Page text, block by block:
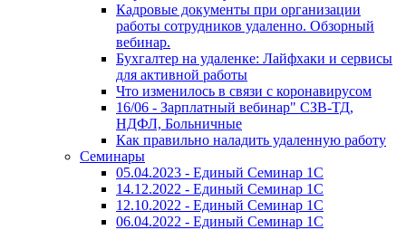
Кадровые документы при организации
работы сотрудников удаленно. Обзорный
вебинар.
Бухгалтер на удаленке: Лайфхаки и сервисы
для активной работы
Что изменилось в связи с коронавирусом
16/06 - Зарплатный вебинар" СЗВ-ТД,
НДФЛ, Больничные
Как правильно наладить удаленную работу
Семинары
05.04.2023 - Единый Семинар 1С
14.12.2022 - Единый Семинар 1С
12.10.2022 - Единый Семинар 1С
06.04.2022 - Единый Семинар 1С